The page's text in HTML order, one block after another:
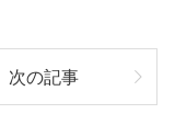
次の記事